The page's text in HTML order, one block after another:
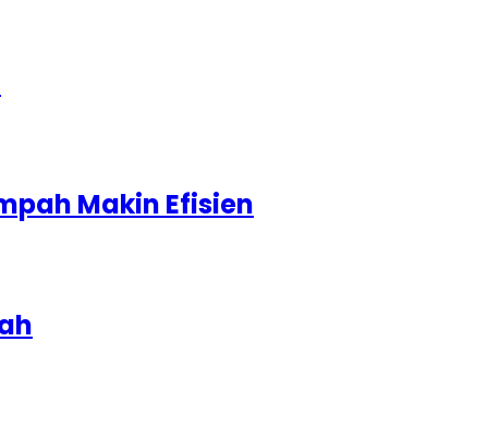
Makin Efisien